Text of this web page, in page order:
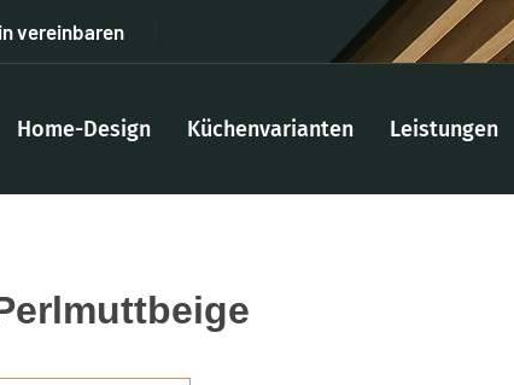
vereinbaren
Home-Design Küchenvarianten Leistungen